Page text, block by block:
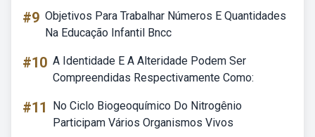
#9 Objetivos Para Trabalhar Números E Quantidades
Na Educação Infantil Bncc
#10 A Identidade E A Alteridade Podem Ser
Compreendidas Respectivamente Como:
#11
No Ciclo Biogeoquímico Do Nitrogênio
Participam Vários Organismos Vivos